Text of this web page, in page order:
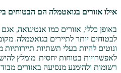
אילו אזורים בגואטמלה הם הבטוחים
באופן כללי, אזורים כמו אנטיגואה,
לבטוחים יותר לתיירים בגואטמלה.
ונוטים להיות בעלי תשתיות
לאפשרויות בטוחות יחסית. מומלץ
רשומות ולהימנע מנסיעה באזורים